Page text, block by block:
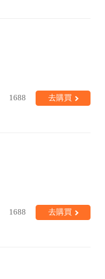
1688 去購買
1688 去購買